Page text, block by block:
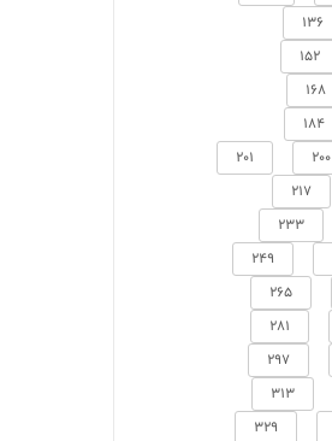
136
152
168
184
200
201
217
233
249
265
281
297
313
329